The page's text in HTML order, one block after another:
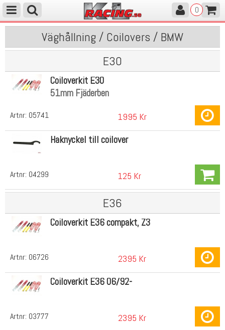
0
Väghållning / Coilovers / BMW
E30
Artnr: 05741
Coiloverkit E30
51mm Fjäderben
1995 Kr
Artnr: 04299
Haknyckel till coilover
125 Kr
E36
Artnr: 06726
Coiloverkit E36 compakt, Z3
2395 Kr
Artnr: 03777
Coiloverkit E36 06/92-
2395 Kr